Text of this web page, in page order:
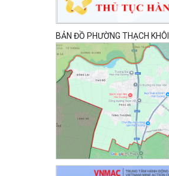
BẢN ĐỒ PHƯỜNG THẠCH KHÔI